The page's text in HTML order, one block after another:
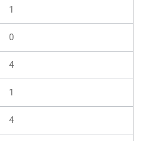
1
0
4
1
4